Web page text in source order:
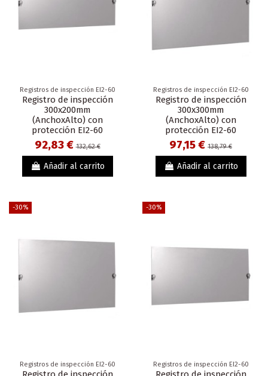
Registros de inspección EI2-60
Registro de inspección
300x200mm
(AnchoxAlto) con
protección EI2-60
92,83 €132,62 €
Añadir al carrito
Registros de inspección EI2-60
Registro de inspección
300x300mm
(AnchoxAlto) con
protección EI2-60
97,15 € 138,79 €
Añadir al carrito
-30%
Registros de inspección EI2-60
-30%
Registros de inspección EI2-60